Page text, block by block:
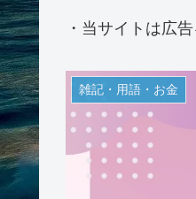
・当サイトは広告
雑記・用語・お金